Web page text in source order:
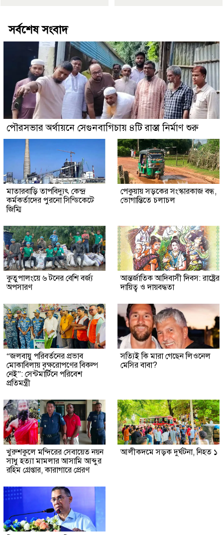
সর্বশেষ সংবাদ
পৌরসভার অর্থায়নে সেগুনবাগিচায় ৪টি রাস্তা নির্মাণ শুরু
মাতারবাড়ি তাপবিদ্যুৎ কেন্দ্র
কর্মকর্তাদের পুরনো সিন্ডিকেটে
জিম্মি
পেকুয়ায় সড়কের সংস্কারকাজ বন্ধ,
ভোগান্তিতে চলাচল
কুতুপালংয়ে ৬ টনের বেশি বর্জ্য
অপসারণ
আন্তর্জাতিক আদিবাসী দিবস: রাষ্ট্রের
দায়িত্ব ও দায়বদ্ধতা
“জলবায়ু পরিবর্তনের প্রভাব
মোকাবিলায় বৃক্ষরোপণের বিকল্প
নেই”: সেন্টমার্টিনে পরিবেশ
প্রতিমন্ত্রী
সত্যিই কি মারা গেছেন লিওনেল
মেসির বাবা?
খুরুশকুলে মন্দিরের সেবায়েত নয়ন
সাধু হত্যা মামলার আসামি আব্দুর
রহিম গ্রেপ্তার, কারাগারে প্রেরণ
আলীকদমে সড়ক দুর্ঘটনা, নিহত ১